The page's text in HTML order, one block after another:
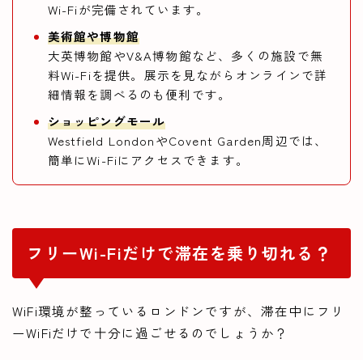
Wi-Fiが完備されています。
美術館や博物館
大英博物館やV&A博物館など、多くの施設で無
料Wi-Fiを提供。展示を見ながらオンラインで詳
細情報を調べるのも便利です。
ショッピングモール
Westfield LondonやCovent Garden周辺では、
簡単にWi-Fiにアクセスできます。
フリーWi-Fiだけで滞在を乗り切れる？
WiFi環境が整っているロンドンですが、滞在中にフリ
ーWiFiだけで十分に過ごせるのでしょうか？